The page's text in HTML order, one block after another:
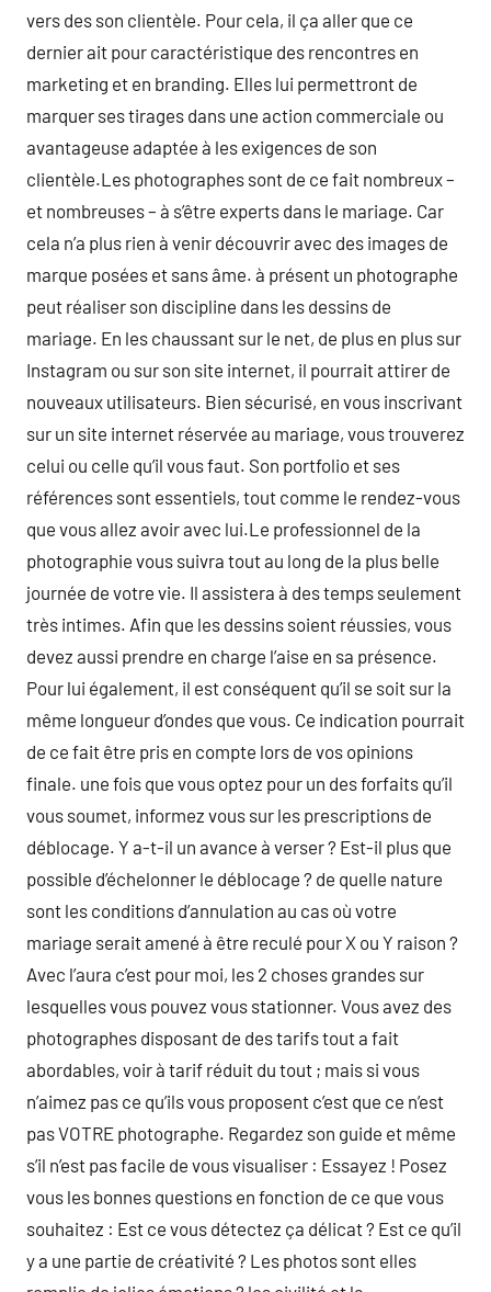
vers des son clientèle. Pour cela, il ça aller que ce
dernier ait pour caractéristique des rencontres en
marketing et en branding. Elles lui permettront de
marquer ses tirages dans une action commerciale ou
avantageuse adaptée à les exigences de son
clientèle.Les photographes sont de ce fait nombreux –
et nombreuses – à s’être experts dans le mariage. Car
cela n’a plus rien à venir découvrir avec des images de
marque posées et sans âme. à présent un photographe
peut réaliser son discipline dans les dessins de
mariage. En les chaussant sur le net, de plus en plus sur
Instagram ou sur son site internet, il pourrait attirer de
nouveaux utilisateurs. Bien sécurisé, en vous inscrivant
sur un site internet réservée au mariage, vous trouverez
celui ou celle qu’il vous faut. Son portfolio et ses
références sont essentiels, tout comme le rendez-vous
que vous allez avoir avec lui.Le professionnel de la
photographie vous suivra tout au long de la plus belle
journée de votre vie. Il assistera à des temps seulement
très intimes. Afin que les dessins soient réussies, vous
devez aussi prendre en charge l’aise en sa présence.
Pour lui également, il est conséquent qu’il se soit sur la
même longueur d’ondes que vous. Ce indication pourrait
de ce fait être pris en compte lors de vos opinions
finale. une fois que vous optez pour un des forfaits qu’il
vous soumet, informez vous sur les prescriptions de
déblocage. Y a-t-il un avance à verser ? Est-il plus que
possible d’échelonner le déblocage ? de quelle nature
sont les conditions d’annulation au cas où votre
mariage serait amené à être reculé pour X ou Y raison ?
Avec l’aura c’est pour moi, les 2 choses grandes sur
lesquelles vous pouvez vous stationner. Vous avez des
photographes disposant de des tarifs tout a fait
abordables, voir à tarif réduit du tout ; mais si vous
n’aimez pas ce qu’ils vous proposent c’est que ce n’est
pas VOTRE photographe. Regardez son guide et même
s’il n’est pas facile de vous visualiser : Essayez ! Posez
vous les bonnes questions en fonction de ce que vous
souhaitez : Est ce vous détectez ça délicat ? Est ce qu’il
y a une partie de créativité ? Les photos sont elles